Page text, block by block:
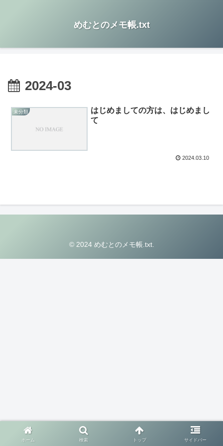
めむとのメモ帳.txt
2024-03
未分類
はじめましての方は、はじめまし
て
2024.03.10
© 2024 めむとのメモ帳.txt.
ホーム 検索 トップ サイドバー